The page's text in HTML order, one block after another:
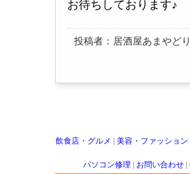
お待ちしております♪
投稿者：居酒屋あまやど
飲食店・グルメ 美容・ファッション
パソコン修理 お問い合わせ|